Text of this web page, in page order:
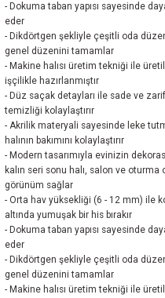
- Dokuma taban yapısı sayesinde
eder
- Dikdörtgen şekliyle çeşitli oda
genel düzenini tamamlar
- Makine halısı üretim tekniği ile
işçilikle hazırlanmıştır
- Düz saçak detayları ile sade ve
temizliği kolaylaştırır
- Akrilik materyali sayesinde leke
halının bakımını kolaylaştırır
- Modern tasarımıyla evinizin
kalın seri sonu halı, salon ve oturma
görünüm sağlar
- Orta hav yüksekliği (6 - 12 mm) ile
altında yumuşak bir his bırakır
- Dokuma taban yapısı sayesinde
eder
- Dikdörtgen şekliyle çeşitli oda
genel düzenini tamamlar
- Makine halısı üretim tekniği ile